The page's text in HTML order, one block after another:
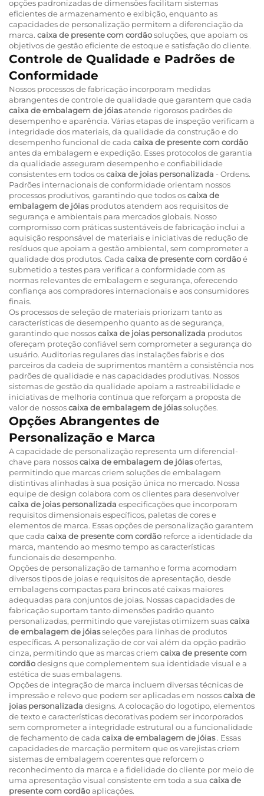
opções padronizadas de dimensões facilitam sistemas
eficientes de armazenamento e exibição, enquanto as
capacidades de personalização permitem a diferenciação da
marca. caixa de presente com cordãosoluções, que apoiam os
objetivos de gestão eficiente de estoque e satisfação do cliente.
Controle de Qualidade e Padrões de
Conformidade
Nossos processos de fabricação incorporam medidas
abrangentes de controle de qualidade que garantem que cada
caixa de embalagem de jóiasatende rigorosos padrões de
desempenho e aparência. Várias etapas de inspeção verificam a
integridade dos materiais, da qualidade da construção e do
desempenho funcional de cada caixa de presente com cordão
antes da embalagem e expedição. Esses protocolos de garantia
da qualidade asseguram desempenho e confiabilidade
consistentes em todos oscaixa de joias personalizada - Ordens.
Padrões internacionais de conformidade orientam nossos
processos produtivos, garantindo que todos oscaixa de
embalagem de jóiasprodutos atendem aos requisitos de
segurança e ambientais para mercados globais. Nosso
compromisso com práticas sustentáveis de fabricação inclui a
aquisição responsável de materiais e iniciativas de redução de
resíduos que apoiam a gestão ambiental, sem comprometer a
qualidade dos produtos. Cada caixa de presente com cordãoé
submetido a testes para verificar a conformidade com as
normas relevantes de embalagem e segurança, oferecendo
confiança aos compradores internacionais e aos consumidores
finais.
Os processos de seleção de materiais priorizam tanto as
características de desempenho quanto as de segurança,
garantindo que nossoscaixa de joias personalizada produtos
ofereçam proteção confiável sem comprometer a segurança do
usuário. Auditorias regulares das instalações fabris e dos
parceiros da cadeia de suprimentos mantêm a consistência nos
padrões de qualidade e nas capacidades produtivas. Nossos
sistemas de gestão da qualidade apoiam a rastreabilidade e
iniciativas de melhoria contínua que reforçam a proposta de
valor de nossoscaixa de embalagem de jóiassoluções.
Opções Abrangentes de
Personalização e Marca
A capacidade de personalização representa um diferencial-
chave para nossoscaixa de embalagem de jóiasofertas,
permitindo que marcas criem soluções de embalagem
distintivas alinhadas à sua posição única no mercado. Nossa
equipe de design colabora com os clientes para desenvolver
caixa de joias personalizada especificações que incorporam
requisitos dimensionais específicos, paletas de cores e
elementos de marca. Essas opções de personalização garantem
que cada caixa de presente com cordão reforce a identidade da
marca, mantendo ao mesmo tempo as características
funcionais de desempenho.
Opções de personalização de tamanho e forma acomodam
diversos tipos de joias e requisitos de apresentação, desde
embalagens compactas para brincos até caixas maiores
adequadas para conjuntos de joias. Nossas capacidades de
fabricação suportam tanto dimensões padrão quanto
personalizadas, permitindo que varejistas otimizem suascaixa
de embalagem de jóiasseleções para linhas de produtos
específicas. A personalização de cor vai além da opção padrão
cinza, permitindo que as marcas criem caixa de presente com
cordãodesigns que complementem sua identidade visual e a
estética de suas embalagens.
Opções de integração de marca incluem diversas técnicas de
impressão e relevo que podem ser aplicadas em nossoscaixa de
joias personalizada designs. A colocação do logotipo, elementos
de texto e características decorativas podem ser incorporados
sem comprometer a integridade estrutural ou a funcionalidade
de fechamento de cada caixa de embalagem de jóias. Essas
capacidades de marcação permitem que os varejistas criem
sistemas de embalagem coerentes que reforcem o
reconhecimento da marca e a fidelidade do cliente por meio de
uma apresentação visual consistente em toda a sua caixa de
presente com cordãoaplicações.